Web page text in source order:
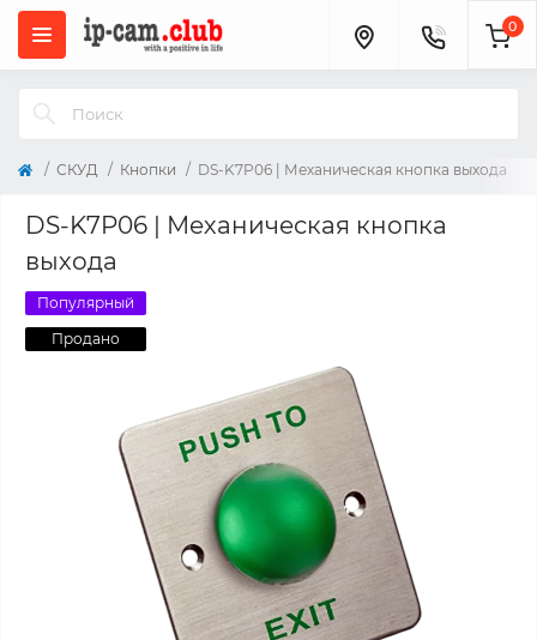
0
СКУД Кнопки DS-K7P06 | Механическая кнопка выхода
DS-K7P06 | Механическая кнопка
выхода
Популярный
Продано